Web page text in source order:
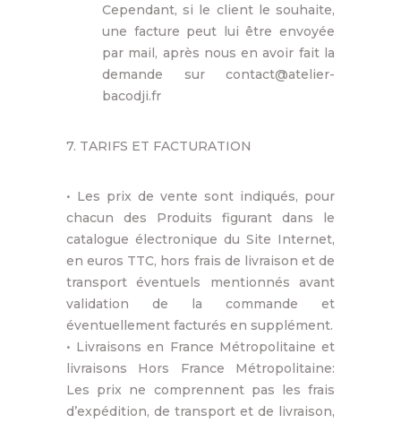
Cependant, si le client le souhaite,
une facture peut lui être envoyée
par mail, après nous en avoir fait la
demande sur contact@atelier-
bacodji.fr
7. TARIFS ET FACTURATION
• Les prix de vente sont indiqués, pour
chacun des Produits figurant dans le
catalogue électronique du Site Internet,
en euros TTC, hors frais de livraison et de
transport éventuels mentionnés avant
validation de la commande et
éventuellement facturés en supplément.
• Livraisons en France Métropolitaine et
livraisons Hors France Métropolitaine:
Les prix ne comprennent pas les frais
d’expédition, de transport et de livraison,